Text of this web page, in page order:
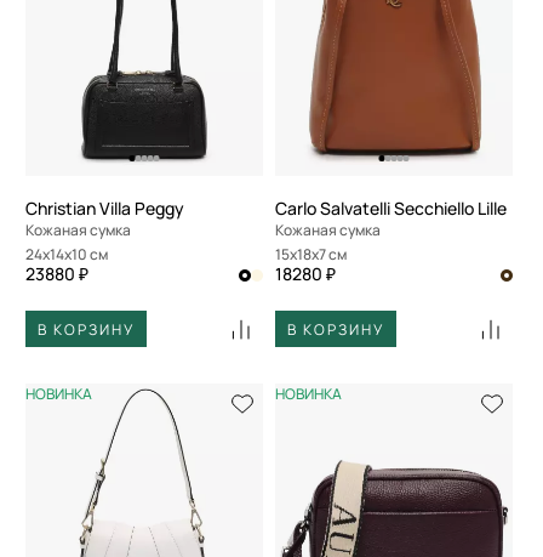
Christian Villa Peggy
Кожаная сумка
24x14x10 см
23880 ₽
В КОРЗИНУ
Carlo Salvatelli Secchiello Lille
Кожаная сумка
15x18x7 см
18280 ₽
В КОРЗИНУ
НОВИНКА НОВИНКА